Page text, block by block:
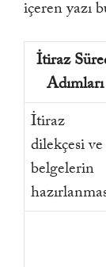
içeren yazı
İtiraz
Adımları
İtiraz
dilekçesi ve
belgelerin